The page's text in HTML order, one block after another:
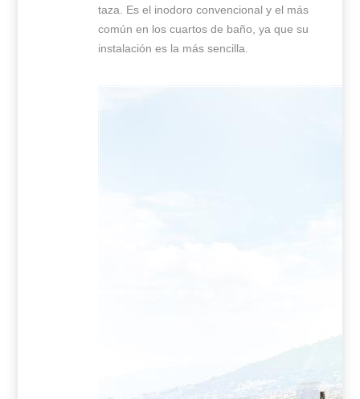
taza. Es el inodoro convencional y el más
común en los cuartos de baño, ya que su
instalación es la más sencilla.